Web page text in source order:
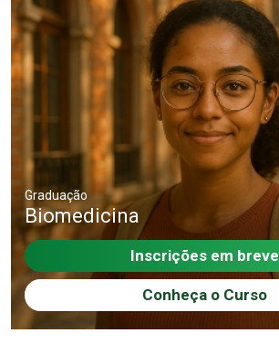
Graduação
Biomedicina
Inscrições em breve
Conheça o Curso